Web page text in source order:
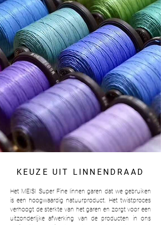
KEUZE UIT LINNENDRAAD
Het MEISI Super Fine linnen garen dat we gebruiken
is een hoogwaardig natuurproduct. Het twistproces
verhoogt de sterkte van het garen en zorgt voor een
uitzonderlijke afwerking van de producten in ons